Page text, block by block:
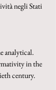
negli Stati
analytical.
in the
century.